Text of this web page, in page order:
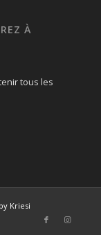
À
tous les
Kriesi